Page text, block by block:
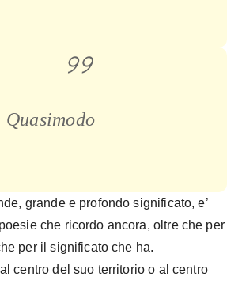
Quasimodo
grande e profondo significato, e’
che ricordo ancora, oltre che per
per il significato che ha.
centro del suo territorio o al centro